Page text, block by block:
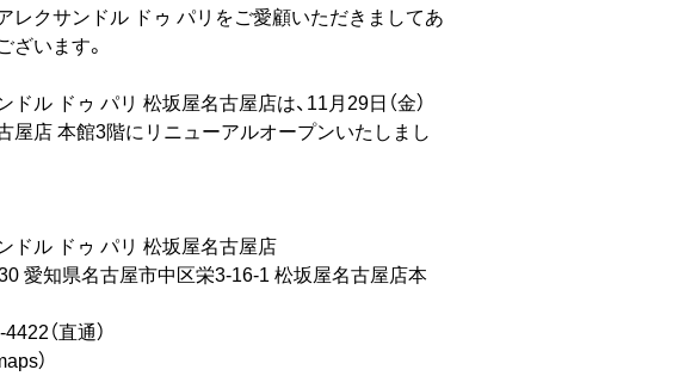
レクサンドル ドゥ パリをご愛顧いただきましてあ
ざいます。
ドル ドゥ パリ 松坂屋名古屋店は、11月29日（金）
屋店 本館3階にリニューアルオープンいたしまし
ドル ドゥ パリ 松坂屋名古屋店
愛知県名古屋市中区栄3-16-1 松坂屋名古屋店本
（直通）
）